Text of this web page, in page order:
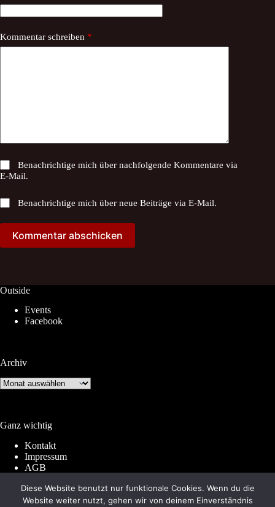
Kommentar schreiben *
Benachrichtige mich über nachfolgende Kommentare via
E-Mail.
Benachrichtige mich über neue Beiträge via E-Mail.
Kommentar abschicken
Outside
Events
Facebook
Archiv
Archiv
Ganz wichtig
Kontakt
Impressum
AGB
Datenschutz
Diese Website benutzt nur funktionale Cookies. Wenn du die
Website weiter nutzt, gehen wir von deinem Einverständnis